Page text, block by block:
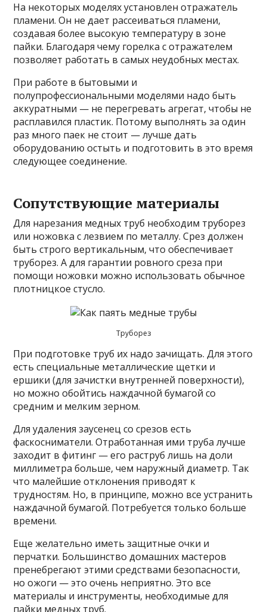
На некоторых моделях установлен отражатель
пламени. Он не дает рассеиваться пламени,
создавая более высокую температуру в зоне
пайки. Благодаря чему горелка с отражателем
позволяет работать в самых неудобных местах.
При работе в бытовыми и
полупрофессиональными моделями надо быть
аккуратными — не перегревать агрегат, чтобы не
расплавился пластик. Потому выполнять за один
раз много паек не стоит — лучше дать
оборудованию остыть и подготовить в это время
следующее соединение.
Сопутствующие материалы
Для нарезания медных труб необходим труборез
или ножовка с лезвием по металлу. Срез должен
быть строго вертикальным, что обеспечивает
труборез. А для гарантии ровного среза при
помощи ножовки можно использовать обычное
плотницкое стусло.
Труборез
При подготовке труб их надо зачищать. Для этого
есть специальные металлические щетки и
ершики (для зачистки внутренней поверхности),
но можно обойтись наждачной бумагой со
средним и мелким зерном.
Для удаления заусенец со срезов есть
фаскосниматели. Отработанная ими труба лучше
заходит в фитинг — его раструб лишь на доли
миллиметра больше, чем наружный диаметр. Так
что малейшие отклонения приводят к
трудностям. Но, в принципе, можно все устранить
наждачной бумагой. Потребуется только больше
времени.
Еще желательно иметь защитные очки и
перчатки. Большинство домашних мастеров
пренебрегают этими средствами безопасности,
но ожоги — это очень неприятно. Это все
материалы и инструменты, необходимые для
пайки медных труб.